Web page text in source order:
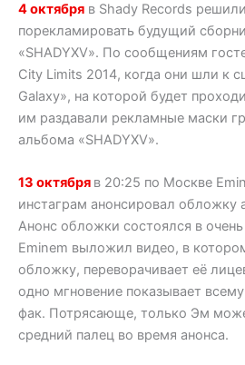
4 октября в Shady Records
порекламировать будущий
«SHADYXV». По сообщениям
City Limits 2014, когда они шли к
Galaxy», на которой будет
им раздавали рекламные маски
альбома «SHADYXV».
13 октября в 20:25 по Москве
инстаграм анонсировал обложку
Анонс обложки состоялся в
Eminem выложил видео, в
обложку, переворачивает её
одно мгновение показывает
фак. Потрясающе, только Эм
средний палец во время анонса.